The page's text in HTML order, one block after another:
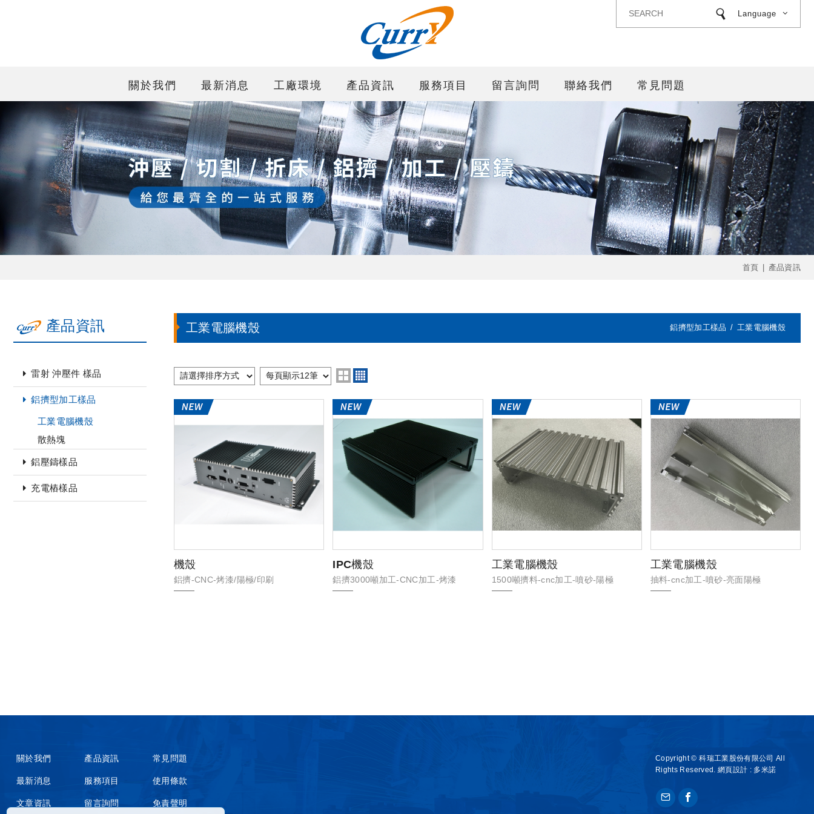
Language
關於我們 最新消息 工廠環境 產品資訊 服務項目 留言詢問 聯絡我們 常見問題
首頁 產品資訊
產品資訊
雷射 沖壓件 樣品
鋁擠型加工樣品
工業電腦機殼
散熱塊
鋁壓鑄樣品
充電樁樣品
工業電腦機殼 鋁擠型加工樣品 工業電腦機殼
機殼
鋁擠-CNC-烤漆/陽極/印刷
IPC機殼
鋁擠3000噸加工-CNC加工-烤漆
工業電腦機殼
1500噸擠料-cnc加工-噴砂-陽極
工業電腦機殼
抽料-cnc加工-噴砂-亮面陽極
關於我們
最新消息
文章資訊
產品資訊
服務項目
留言詢問
常見問題
使用條款
免責聲明
Copyright © 科瑞工業股份有限公司 All
Rights Reserved. 網頁設計 : 多米諾